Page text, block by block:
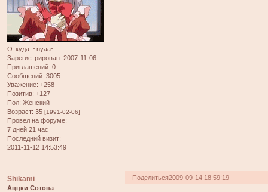
Откуда: ~nyaa~
Зарегистрирован: 2007-11-06
Приглашений: 0
Сообщений: 3005
Уважение: +258
Позитив: +127
Пол: Женский
Возраст: 35 [1991-02-06]
Провел на форуме:
7 дней 21 час
Последний визит:
2011-11-12 14:53:49
Поделиться2009-09-14 18:59:19
Shikami
Аццки Сотона